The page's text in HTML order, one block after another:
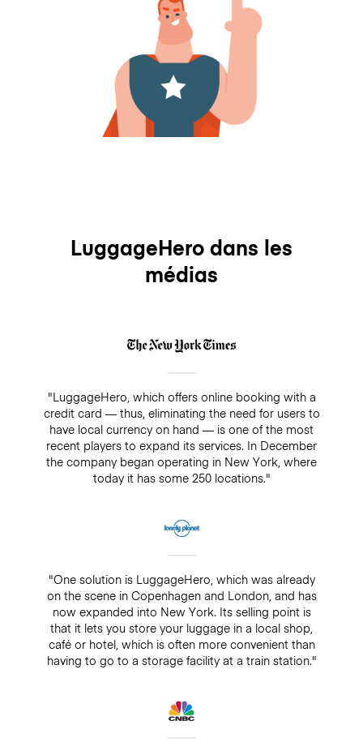
LuggageHero dans les
médias
"LuggageHero, which offers online booking with a
credit card — thus, eliminating the need for users to
have local currency on hand — is one of the most
recent players to expand its services. In December
the company began operating in New York, where
today it has some 250 locations."
"One solution is LuggageHero, which was already
on the scene in Copenhagen and London, and has
now expanded into New York. Its selling point is
that it lets you store your luggage in a local shop,
café or hotel, which is often more convenient than
having to go to a storage facility at a train station."